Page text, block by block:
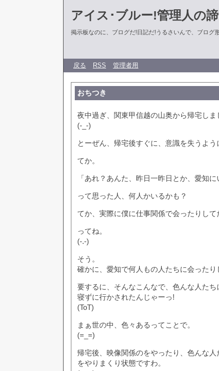
アイス･ブルー!管理人の
掲示板なのに、ブログだ!日記だ!うるさいんで、ブログ
戻る RSS 管理者用
おちつき
夜中過ぎ、関東甲信越の山奥から帰宅しま
(-_-)
とーぜん、帰宅後すぐに、意識を失うよ
てか。
「あれ？あんた、昨日一昨日とか、愛知
って思った人、何人かいるかも？
てか、実際に僕に仕事関係で会ったりし
ってね。
(-.-)
そう。
確かに、愛知で何人もの人たちに会ったり
要するに、そんなこんなで、色んな人た
寝ずに行かされたんじゃーっ!
(ToT)
まぁ世の中、色々あるってことで。
(=_=)
帰宅後、映像関係のをやったり、色んな
をやりまくり状態ですわ。